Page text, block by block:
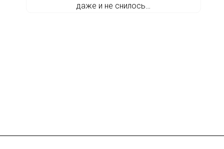
даже и не снилось…